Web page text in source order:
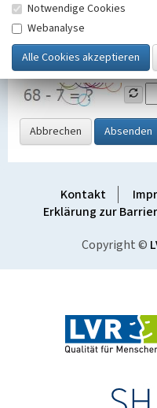
Sicherheitsabfrage
Grafik ein
Abbrechen Absenden
Kontakt
Erklärung zur
Copyright ©
Notwendige Cookies
Webanalyse